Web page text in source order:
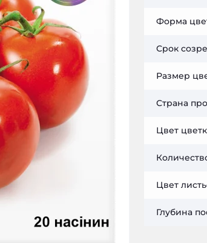
Форма
Срок
Размер
Страна
Цвет
Цвет
Глубина